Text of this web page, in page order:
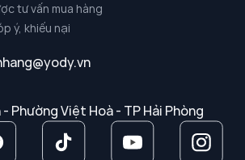
tư vấn mua hàng
ý, khiếu nại
Phường Việt Hoà - TP Hải Phòng